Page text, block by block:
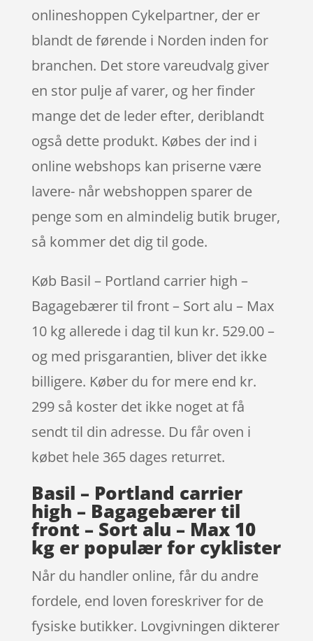
onlineshoppen Cykelpartner, der er
blandt de førende i Norden inden for
branchen. Det store vareudvalg giver
en stor pulje af varer, og her finder
mange det de leder efter, deriblandt
også dette produkt. Købes der ind i
online webshops kan priserne være
lavere- når webshoppen sparer de
penge som en almindelig butik bruger,
så kommer det dig til gode.
Køb Basil – Portland carrier high –
Bagagebærer til front – Sort alu – Max
10 kg allerede i dag til kun kr. 529.00 –
og med prisgarantien, bliver det ikke
billigere. Køber du for mere end kr.
299 så koster det ikke noget at få
sendt til din adresse. Du får oven i
købet hele 365 dages returret.
Basil – Portland carrier
high – Bagagebærer til
front – Sort alu – Max 10
kg er populær for cyklister
Når du handler online, får du andre
fordele, end loven foreskriver for de
fysiske butikker. Lovgivningen dikterer